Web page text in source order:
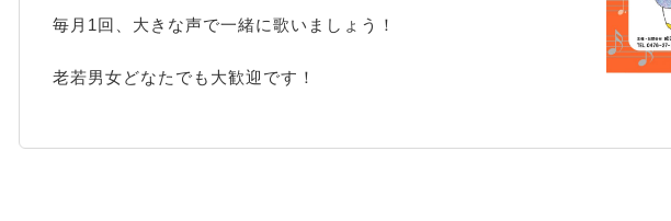
毎月1回、大きな声で一緒に歌いましょう！
老若男女どなたでも大歓迎です！